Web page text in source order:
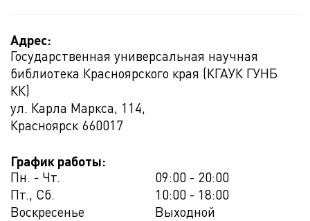
Адрес:
Государственная универсальная научная
библиотека Красноярского края (КГАУК ГУНБ
КК)
ул. Карла Маркса, 114,
Красноярск 660017
График работы:
Пн. - Чт.
09:00 - 20:00
Пт., Сб.
10:00 - 18:00
Воскресенье
Выходной